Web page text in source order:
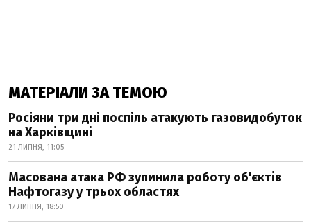
МАТЕРІАЛИ ЗА ТЕМОЮ
Росіяни три дні поспіль атакують газовидобуток
на Харківщині
21 ЛИПНЯ, 11:05
Масована атака РФ зупинила роботу об'єктів
Нафтогазу у трьох областях
17 ЛИПНЯ, 18:50